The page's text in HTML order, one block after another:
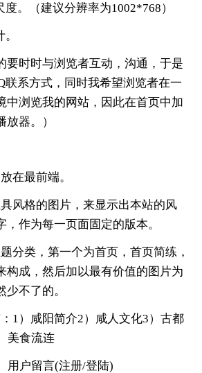
。（建议分辨率为1002*768）
时时与浏览者互动，沟通，于是
联系方式，同时我希望浏览者在一
中浏览我的网站，因此在首页中加
器。）
最前端。
格的图片，来显示出本站的风
，作为每一页面固定的版本。
类，第一个为首页，首页简练，
构成，然后加以最有价值的图片为
不了的。
）咸阳简介2）咸人文化3）古都
美食流连
户留言(注册/登陆)